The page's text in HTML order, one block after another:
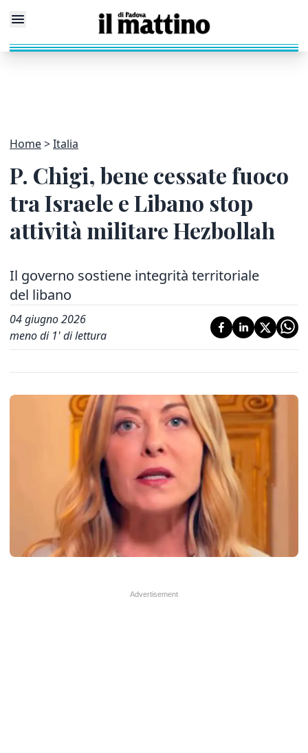
Home Italia
P. Chigi, bene cessate fuoco
tra Israele e Libano stop
attività militare Hezbollah
Il governo sostiene integrità territoriale
del libano
04 giugno 2026
meno di 1' di lettura